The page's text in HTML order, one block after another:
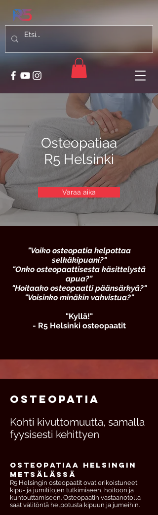
Osteopatiaa
R5 Helsinki
Varaa aika
"Voiko osteopatia helpottaa
selkäkipuani?"
"Onko osteopaattisesta käsittelystä
apua?"
"Hoitaako osteopaatti päänsärkyä?"
"Voisinko minäkin vahvistua?"
"Kyllä!"
- R5 Helsinki osteopaatit
OsteopatiA
Kohti kivuttomuutta, samalla
fyysisesti kehittyen
OsteopatiaA Helsingin
metsälässä
R5 Helsingin osteopaatit ovat erikoistuneet
kipu- ja jumitilojen tutkimiseen, hoitoon ja
kuntouttamiseen. Osteopaatin vastaanotolla
saat välitöntä helpotusta kipuun ja jumeihin.